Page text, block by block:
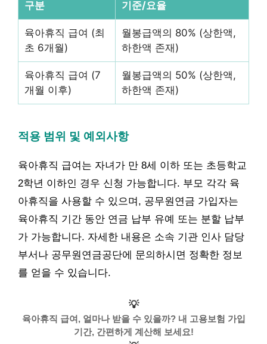
구분 기준/요율
육아휴직 급여 (최
초 6개월)
월봉급액의 80% (상한액,
하한액 존재)
육아휴직 급여 (7
개월 이후)
월봉급액의 50% (상한액,
하한액 존재)
적용 범위 및 예외사항
육아휴직 급여는 자녀가 만 8세 이하 또는 초등학교
2학년 이하인 경우 신청 가능합니다. 부모 각각 육
아휴직을 사용할 수 있으며, 공무원연금 가입자는
육아휴직 기간 동안 연금 납부 유예 또는 분할 납부
가 가능합니다. 자세한 내용은 소속 기관 인사 담당
부서나 공무원연금공단에 문의하시면 정확한 정보
를 얻을 수 있습니다.
💡
육아휴직 급여, 얼마나 받을 수 있을까? 내 고용보험 가입
기간, 간편하게 계산해 보세요!